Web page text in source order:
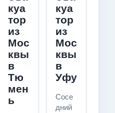
куа
тор
из
Мос
квы
в
Тю
мен
ь
куа
тор
из
Мос
квы
в
Уфу
Сосе
дний